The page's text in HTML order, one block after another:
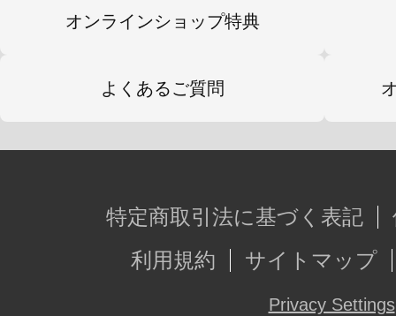
オンラインショップ特典
よくあるご質問
特定商取引法に基づく表記
利用規約
サイトマップ
Privacy Settings